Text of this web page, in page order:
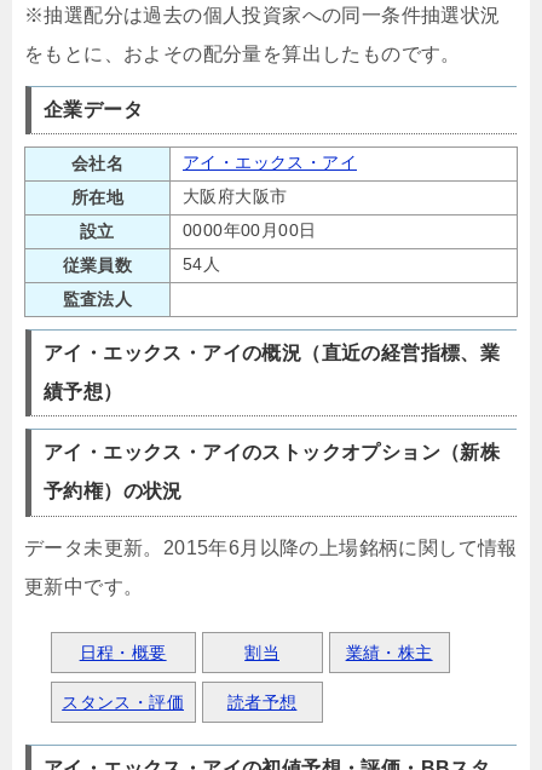
※抽選配分は過去の個人投資家への同一条件抽選状況
をもとに、およその配分量を算出したものです。
企業データ
会社名
アイ・エックス・アイ
所在地
大阪府大阪市
設立
0000年00月00日
従業員数
54人
監査法人
アイ・エックス・アイの概況（直近の経営指標、業
績予想）
アイ・エックス・アイのストックオプション（新株
予約権）の状況
データ未更新。2015年6月以降の上場銘柄に関して情報
更新中です。
日程・概要 割当 業績・株主
スタンス・評価 読者予想